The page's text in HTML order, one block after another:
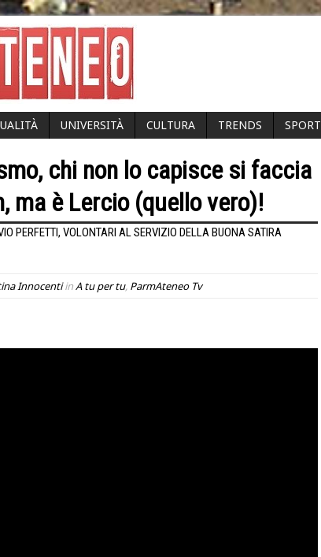
UNIVERSITÀ CULTURA TRENDS SPORT
chi non lo capisce si faccia
ma è Lercio (quello vero)!
PERFETTI, VOLONTARI AL SERVIZIO DELLA BUONA SATIRA
InnocentiinA tu per tu, ParmAteneo Tv